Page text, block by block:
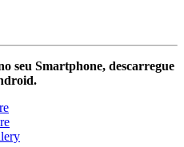
seu Smartphone, descarregue